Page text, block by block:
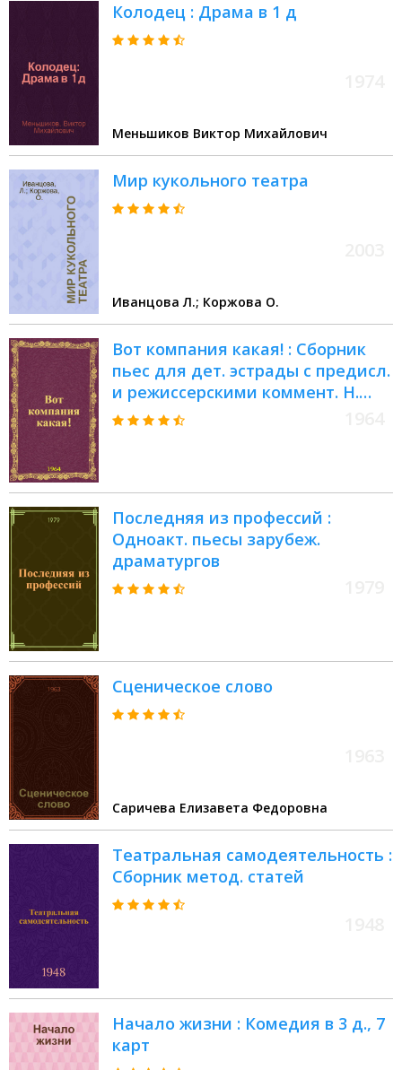
Колодец : Драма в 1 д
Меньшиков Виктор Михайлович
Мир кукольного театра
Иванцова Л.; Коржова О.
Вот компания какая! : Сборник
пьес для дет. эстрады с предисл.
и режиссерскими коммент. Н.
Сац
Последняя из профессий :
Одноакт. пьесы зарубеж.
драматургов
Сценическое слово
Саричева Елизавета Федоровна
Театральная самодеятельность :
Сборник метод. статей
Начало жизни : Комедия в 3 д., 7
карт